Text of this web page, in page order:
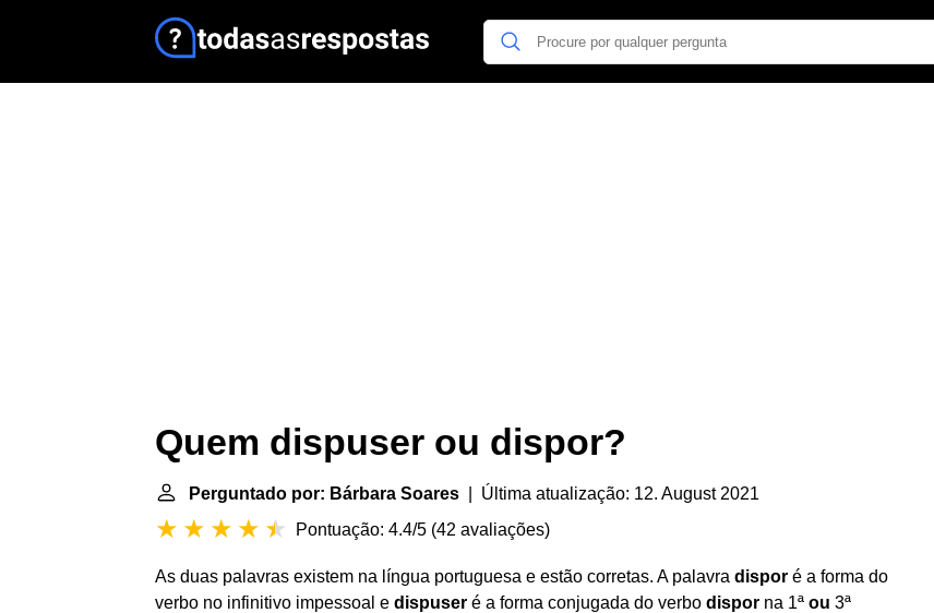
Quem dispuser ou dispor?
Perguntado por: Bárbara Soares | Última atualização: 12. August 2021
Pontuação: 4.4/5 (42 avaliações)
As duas palavras existem na língua portuguesa e estão corretas. A palavra dispor é a forma do
verbo no infinitivo impessoal e dispuser é a forma conjugada do verbo dispor na 1ª ou 3ª